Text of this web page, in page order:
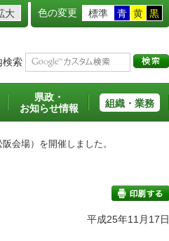
大 色の変更 標準 青 黄 黒
検索
県政・
お知らせ情報
組織・業務
会場）を開催しました。
平成25年11月17日